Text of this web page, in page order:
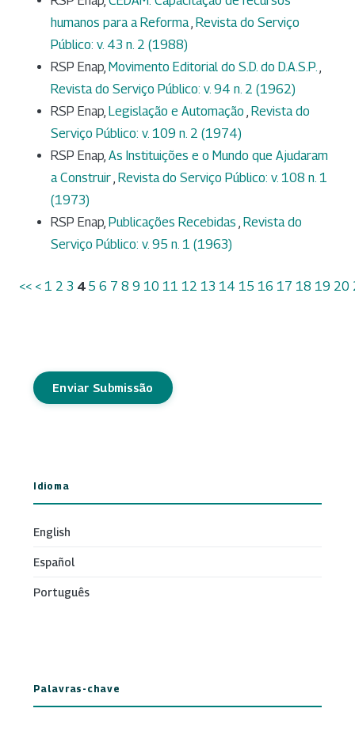
humanos para a Reforma Revista do Serviço
Público: v. 43 n. 2 (1988)
RSP Enap, Movimento Editorial do S.D. do D.A.S.P.
Revista do Serviço Público: v. 94 n. 2 (1962)
RSP Enap, Legislação e Automação Revista do
Serviço Público: v. 109 n. 2 (1974)
RSP Enap, As Instituições e o Mundo que Ajudaram
a Construir Revista do Serviço Público: v. 108 n. 1
(1973)
RSP Enap, Publicações Recebidas Revista do
Serviço Público: v. 95 n. 1 (1963)
<< < 1 2 3 4 5 6 7 8 9 10 11 12 13 14 15 16 17 18 19 20
Enviar Submissão
Idioma
English
Español
Português
Palavras-chave